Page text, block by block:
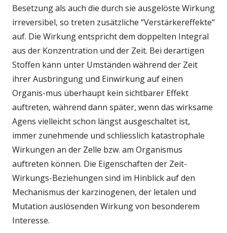
Besetzung als auch die durch sie ausgelöste Wirkung
irreversibel, so treten zusätzliche “Verstärkereffekte“
auf. Die Wirkung entspricht dem doppelten Integral
aus der Konzentration und der Zeit. Bei derartigen
Stoffen kann unter Umständen während der Zeit
ihrer Ausbringung und Einwirkung auf einen
Organis-mus überhaupt kein sichtbarer Effekt
auftreten, während dann später, wenn das wirksame
Agens vielleicht schon längst ausgeschaltet ist,
immer zunehmende und schliesslich katastrophale
Wirkungen an der Zelle bzw. am Organismus
auftreten können. Die Eigenschaften der Zeit-
Wirkungs-Beziehungen sind im Hinblick auf den
Mechanismus der karzinogenen, der letalen und
Mutation auslösenden Wirkung von besonderem
Interesse.